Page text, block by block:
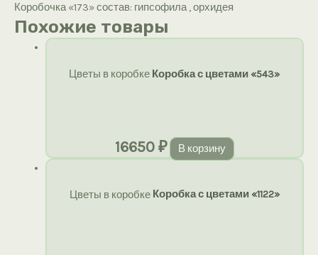
Коробочка «173» состав: гипсофила , орхидея
Похожие товары
Цветы в коробке Коробка с цветами «543»
16650₽ В корзину
Цветы в коробке Коробка с цветами «1122»